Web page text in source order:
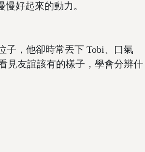
好起來的動力。
，他卻時常丟下 Tobi、口氣
見友誼該有的樣子，學會分辨什